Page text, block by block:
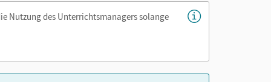
Nutzung des Unterrichtsmanagers solange